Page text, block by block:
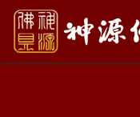
佛聯，神彩